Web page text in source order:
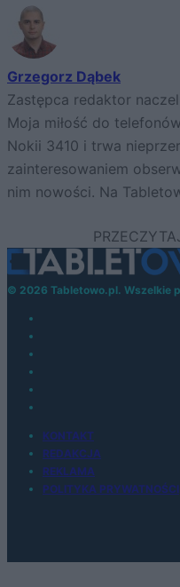
Grzegorz Dąbek
Zastępca redaktor
Moja miłość do
Nokii 3410 i trwa
zainteresowaniem
nim nowości. Na
© 2026 Tabletowo.pl. Wszelkie
KONTAKT
REDAKCJA
REKLAMA
POLITYKA PRYWATNOŚCI